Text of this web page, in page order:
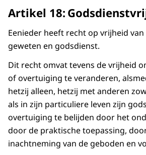
Artikel 18:
Eenieder heeft recht op vrijheid van
geweten en godsdienst.
Dit recht omvat tevens de vrijheid
of overtuiging te veranderen,
hetzij alleen, hetzij met anderen
als in zijn particuliere leven zijn
overtuiging te belijden door het
door de praktische toepassing,
inachtneming van de geboden en